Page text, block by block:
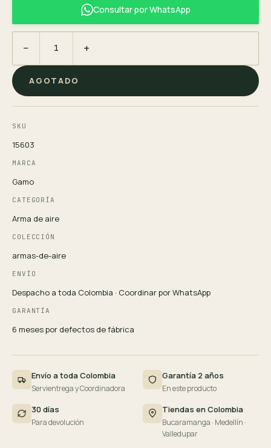
Consultar por WhatsApp
− +
AGOTADO
SKU
15603
MARCA
Gamo
CATEGORÍA
Arma de aire
COLECCIÓN
armas-de-aire
ENVÍO
Despacho a toda Colombia · Coordinar por WhatsApp
GARANTÍA
6 meses por defectos de fábrica
Envío a toda Colombia
Servientrega y Coordinadora
Garantía 2 años
En este producto
30 días
Para devolución
Tiendas en Colombia
Bucaramanga · Medellín ·
Valledupar